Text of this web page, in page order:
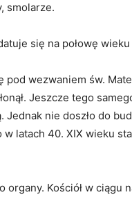
smolarze.
się na połowę
pod wezwaniem św.
Jeszcze tego
Jednak nie doszło do
latach 40. XIX wieku
organy. Kościół w